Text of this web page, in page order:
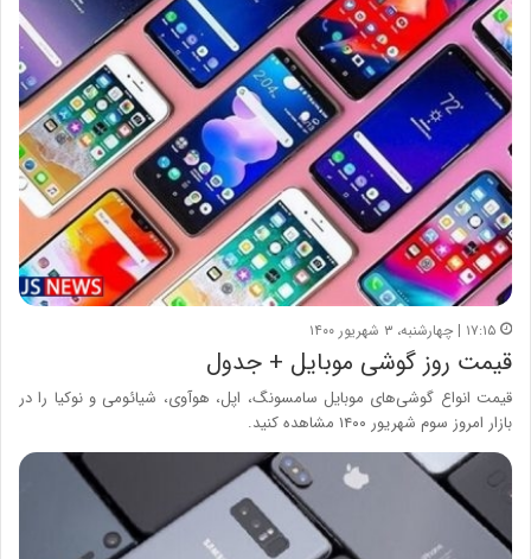
۱۷:۱۵ | چهارشنبه، ۳ شهریور ۱۴۰۰
قیمت روز گوشی موبایل + جدول
قیمت انواع گوشی‌های موبایل سامسونگ، اپل، هوآوی، شیائومی و نوکیا را در
بازار امروز سوم شهریور ۱۴۰۰ مشاهده کنید.